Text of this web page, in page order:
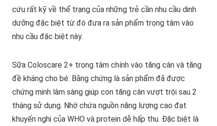
cứu rất kỹ về thể trạng của những trẻ cần nhu cầu dinh
dưỡng đặc biệt từ đó đưa ra sản phẩm trọng tâm vào
nhu cầu đặc biệt này.
Sữa Coloscare 2+ trọng tâm chính vào tăng cân và tăng
đề kháng cho bé. Bằng chứng là sản phẩm đã được
chứng minh lâm sàng giúp con tăng cân vượt trội sau 2
tháng sử dụng. Nhờ chứa nguồn năng lượng cao đạt
khuyến nghị của WHO và protein dễ hấp thu. Đặc biệt là